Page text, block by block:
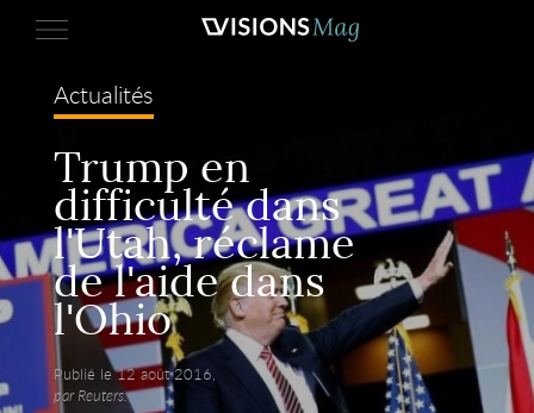
Actualités
Trump en
difficulté dans
l'Utah, réclame
de l'aide dans
l'Ohio
Publié le 12 août 2016,
par Reuters.